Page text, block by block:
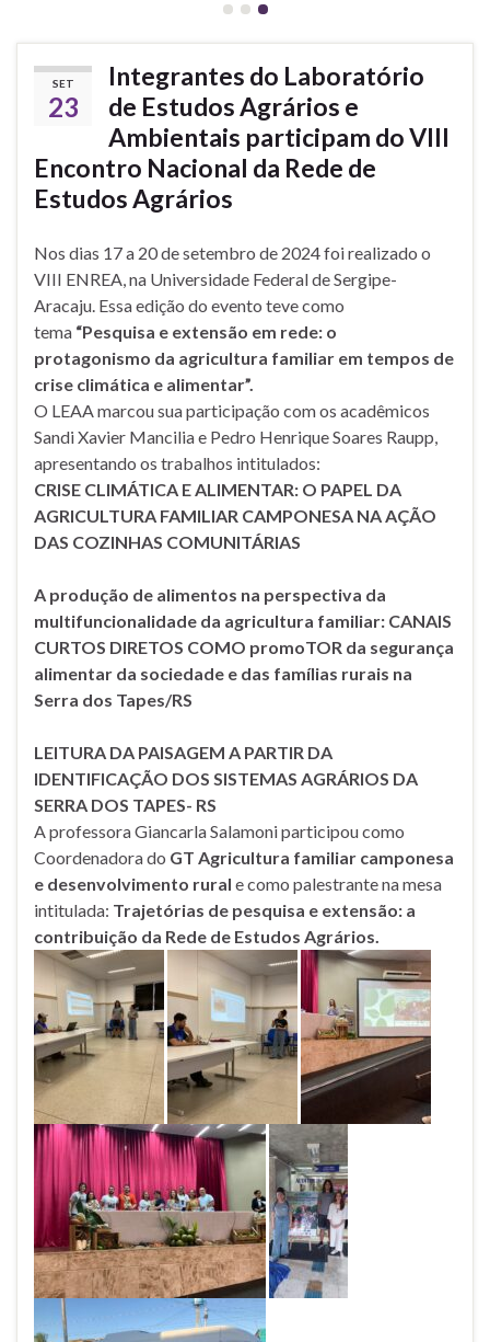
SET
23
Integrantes do Laboratório
de Estudos Agrários e
Ambientais participam do VIII
Encontro Nacional da Rede de
Estudos Agrários
Nos dias 17 a 20 de setembro de 2024 foi realizado o
VIII ENREA, na Universidade Federal de Sergipe-
Aracaju. Essa edição do evento teve como
tema “Pesquisa e extensão em rede: o
protagonismo da agricultura familiar em tempos de
crise climática e alimentar”.
O LEAA marcou sua participação com os acadêmicos
Sandi Xavier Mancilia e Pedro Henrique Soares Raupp,
apresentando os trabalhos intitulados:
CRISE CLIMÁTICA E ALIMENTAR: O PAPEL DA
AGRICULTURA FAMILIAR CAMPONESA NA AÇÃO
DAS COZINHAS COMUNITÁRIAS
A produção de alimentos na perspectiva da
multifuncionalidade da agricultura familiar: CANAIS
CURTOS DIRETOS COMO promoTOR da segurança
alimentar da sociedade e das famílias rurais na
Serra dos Tapes/RS
LEITURA DA PAISAGEM A PARTIR DA
IDENTIFICAÇÃO DOS SISTEMAS AGRÁRIOS DA
SERRA DOS TAPES- RS
A professora Giancarla Salamoni participou como
Coordenadora do GT Agricultura familiar camponesa
e desenvolvimento rural e como palestrante na mesa
intitulada: Trajetórias de pesquisa e extensão: a
contribuição da Rede de Estudos Agrários.